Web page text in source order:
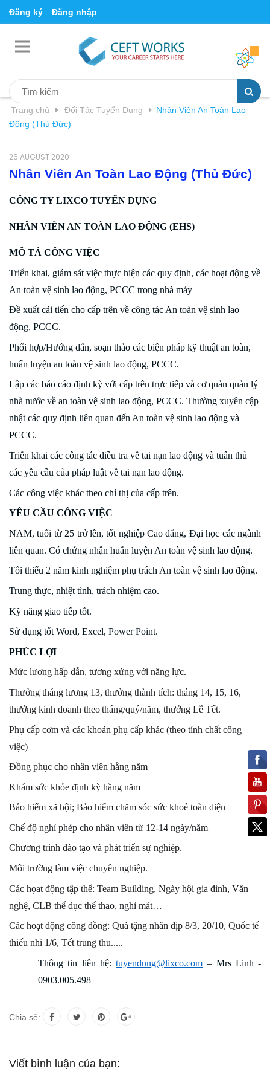
Đăng ký Đăng nhập
Trang chủ Đối Tác Tuyển Dụng
Nhân Viên An Toàn Lao
Động (Thủ Đức)
26 AUGUST 2020
Nhân Viên An Toàn Lao Động (Thủ Đức)
CÔNG TY LIXCO TUYỂN DỤNG
NHÂN VIÊN AN TOÀN LAO ĐỘNG (EHS)
MÔ TẢ CÔNG VIỆC
Triển khai, giám sát việc thực hiện các quy định, các hoạt động về
An toàn vệ sinh lao động, PCCC trong nhà máy
Đề xuất cải tiến cho cấp trên về công tác An toàn vệ sinh lao
động, PCCC.
Phối hợp/Hướng dẫn, soạn thảo các biện pháp kỹ thuật an toàn,
huấn luyện an toàn vệ sinh lao động, PCCC.
Lập các báo cáo định kỳ với cấp trên trực tiếp và cơ quản quản lý
nhà nước về an toàn vệ sinh lao động, PCCC. Thường xuyên cập
nhật các quy định liên quan đến An toàn vệ sinh lao động và
PCCC.
Triển khai các công tác điều tra về tai nạn lao động và tuân thủ
các yêu cầu của pháp luật về tai nạn lao động.
Các công việc khác theo chỉ thị của cấp trên.
YÊU CẦU CÔNG VIỆC
NAM, tuổi từ 25 trở lên, tốt nghiệp Cao đẳng, Đại học các ngành
liên quan. Có chứng nhận huấn luyện An toàn vệ sinh lao động.
Tối thiểu 2 năm kinh nghiệm phụ trách An toàn vệ sinh lao động.
Trung thực, nhiệt tình, trách nhiệm cao.
Kỹ năng giao tiếp tốt.
Sử dụng tốt Word, Excel, Power Point.
PHÚC LỢI
Mức lương hấp dẫn, tương xứng với năng lực.
Thưởng tháng lương 13, thưởng thành tích: tháng 14, 15, 16,
thưởng kinh doanh theotháng/quý/năm, thưởng Lễ Tết.
Phụ cấp cơm và các khoản phụ cấp khác (theo tính chất công
việc)
Đồng phục cho nhân viên hằng năm
Khám sức khỏe định kỳ hằng năm
Bảo hiểm xã hội; Bảo hiểm chăm sóc sức khoẻ toàn diện
Chế độ nghỉ phép cho nhân viên từ 12-14 ngày/năm
Chương trình đào tạo và phát triển sự nghiệp.
Môi trường làm việc chuyên nghiệp.
Các họat động tập thể: Team Building, Ngày hội gia đình, Văn
nghệ, CLB thể dục thể thao, nghỉ mát…
Các hoạt động công đồng: Quà tặng nhân dịp 8/3, 20/10, Quốc tế
thiếu nhi 1/6, Tết trung thu.....
Thông tin liên hệ: tuyendung@lixco.com – Mrs Linh -
0903.005.498
Chia sẻ:
Viết bình luận của bạn: